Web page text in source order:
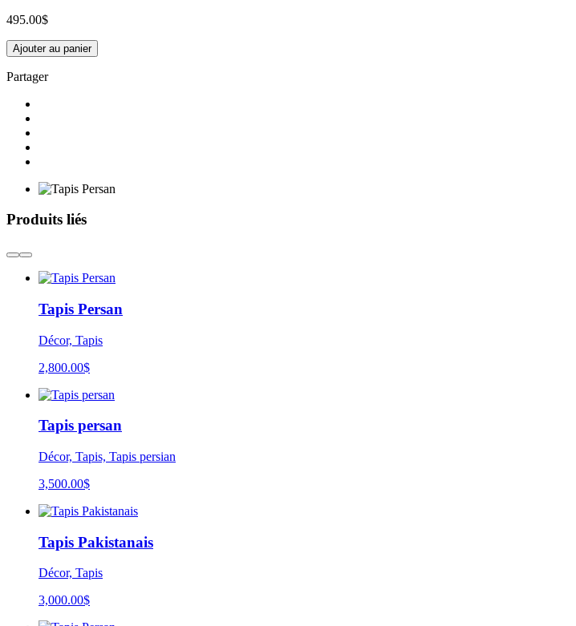
495.00$
Ajouter au panier
Partager
Produits liés
Tapis Persan
Décor, Tapis
2,800.00$
Tapis persan
Décor, Tapis, Tapis persian
3,500.00$
Tapis Pakistanais
Décor, Tapis
3,000.00$